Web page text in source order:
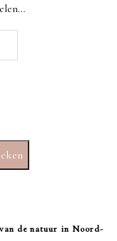
de natuur in Noord-